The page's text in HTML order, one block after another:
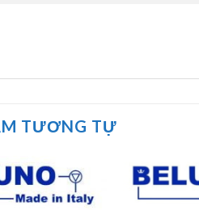
TƯƠNG TỰ